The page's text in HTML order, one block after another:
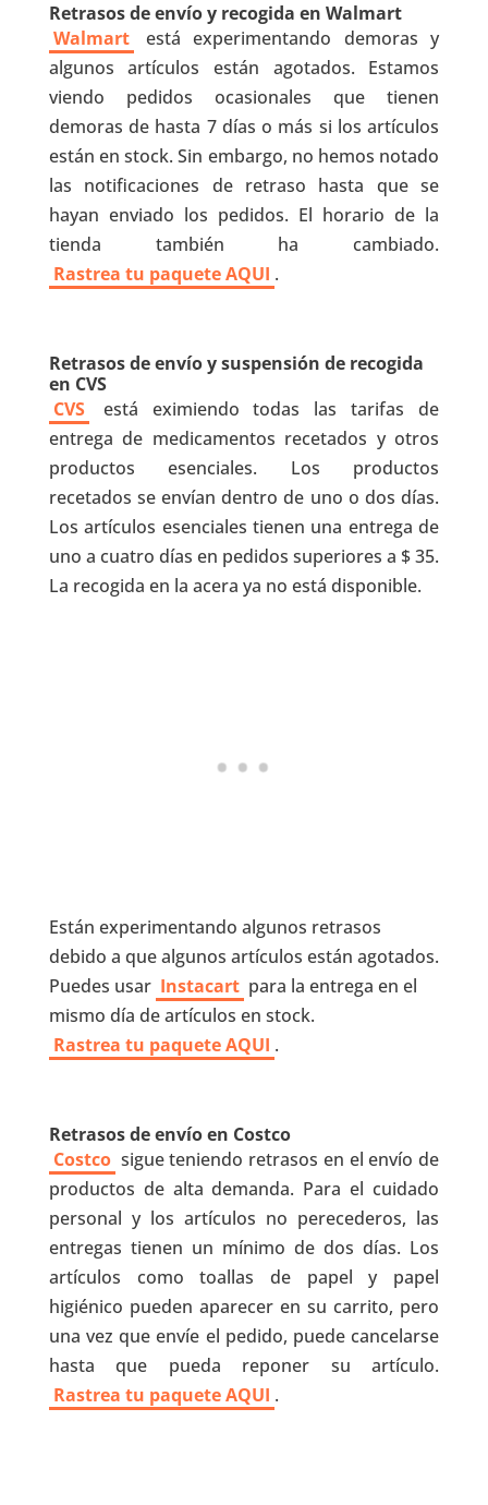
Retrasos de envío y recogida en Walmart
Walmart
está experimentando demoras y
algunos artículos están agotados. Estamos
viendo pedidos ocasionales que tienen
demoras de hasta 7 días o más si los artículos
están en stock. Sin embargo, no hemos notado
las notificaciones de retraso hasta que se
hayan enviado los pedidos. El horario de la
tienda también ha cambiado.
Rastrea tu paquete AQUI .
Retrasos de envío y suspensión de recogida
en CVS
CVS
está eximiendo todas las tarifas de
entrega de medicamentos recetados y otros
productos esenciales. Los productos
recetados se envían dentro de uno o dos días.
Los artículos esenciales tienen una entrega de
uno a cuatro días en pedidos superiores a $ 35.
La recogida en la acera ya no está disponible.
Están experimentando algunos retrasos
debido a que algunos artículos están agotados.
Puedes usar Instacart para la entrega en el
mismo día de artículos en stock.
Rastrea tu paquete AQUI .
Retrasos de envío en Costco
Costco sigue teniendo retrasos en el envío de
productos de alta demanda. Para el cuidado
personal y los artículos no perecederos, las
entregas tienen un mínimo de dos días. Los
artículos como toallas de papel y papel
higiénico pueden aparecer en su carrito, pero
una vez que envíe el pedido, puede cancelarse
hasta que pueda reponer su artículo.
Rastrea tu paquete AQUI .